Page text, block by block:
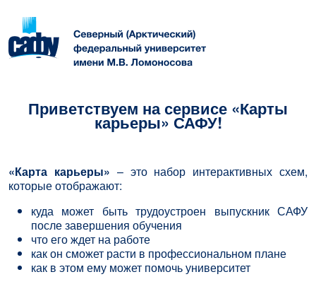
Приветствуем на сервисе «Карты
карьеры» САФУ!
«Карта карьеры» – это набор интерактивных схем,
которые отображают:
куда может быть трудоустроен выпускник САФУ
после завершения обучения
что его ждет на работе
как он сможет расти в профессиональном плане
как в этом ему может помочь университет